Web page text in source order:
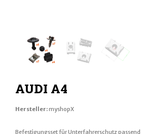
AUDI A4
Hersteller:myshopX
Befestigungsset für Unterfahrerschutz passend